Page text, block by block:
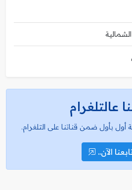
عالتلغرام
أول بأول ضمن قناتنا على التلغرام.
الآن..